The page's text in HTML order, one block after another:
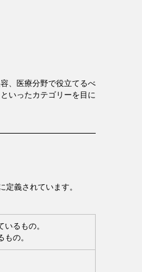
、医療分野で役立てるべ
いったカテゴリーを目に
義されています。
るもの。
の。